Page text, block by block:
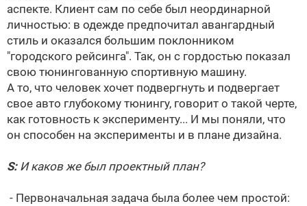
аспекте. Клиент сам по себе был неординарной
личностью: в одежде предпочитал авангардный
стиль и оказался большим поклонником
"городского рейсинга". Так, он с гордостью показал
свою тюнингованную спортивную машину.
А то, что человек хочет подвергнуть и подвергает
свое авто глубокому тюнингу, говорит о такой черте,
как готовность к эксперименту... И мы поняли, что
он способен на эксперименты и в плане дизайна.
S:И каков же был проектный план?
- Первоначальная задача была более чем простой: